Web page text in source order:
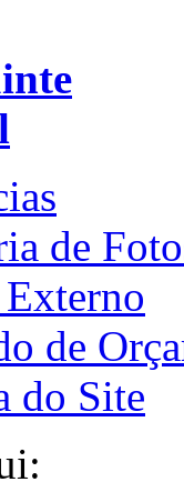
de
de
do Site